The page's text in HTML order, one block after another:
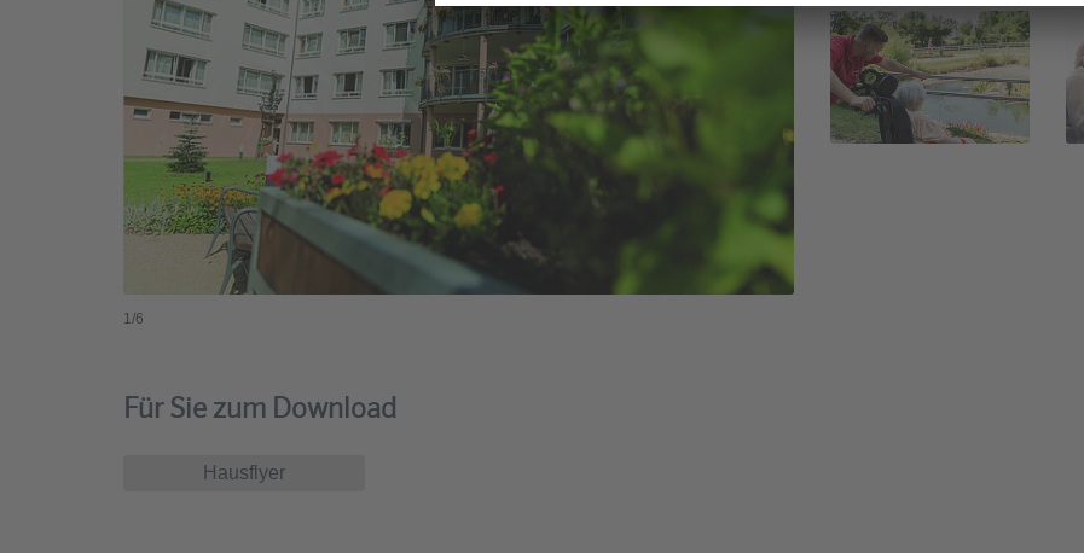
1/6
Für Sie zum Download
Hausflyer